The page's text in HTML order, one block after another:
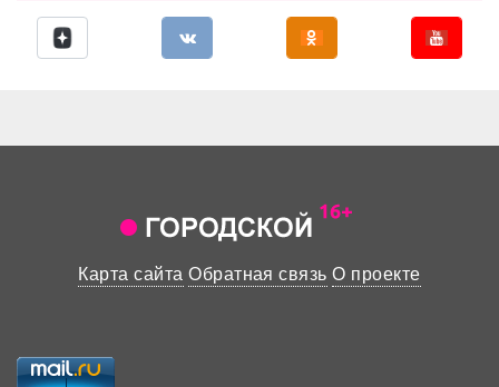
Карта сайта Обратная связь О проекте